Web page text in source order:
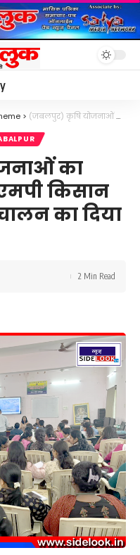
> (जबलपुर) कृषि योजनाओं का लाभ अब डिजिटल: एमपी किसान पोर्टल और एप के संचालन का दिया गया प्रशिक्षण
का
किसान
का दिया
2 Min Read